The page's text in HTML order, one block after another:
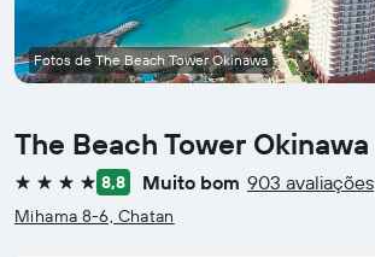
The Beach Tower Okinawa
4 estrelas 8,8 Muito bom 903 avaliações
Mihama 8-6, Chatan
Fotos de The Beach Tower Okinawa